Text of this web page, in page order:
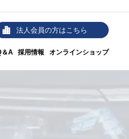
法人会員の方はこちら
＆A 採用情報 オンラインショップ